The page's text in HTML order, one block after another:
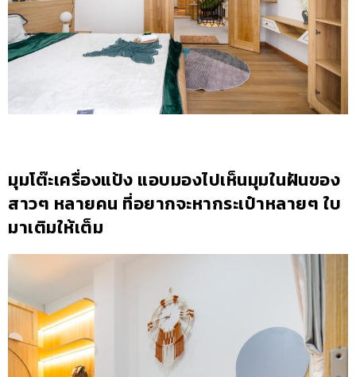
มุมโต๊ะเครื่องแป้ง แอบมองไปเห็นมุมในฝันของ
สาวๆ หลายคน ที่อยากจะหากระเป๋าหลายๆ ใบ
มาเติมให้เต็ม